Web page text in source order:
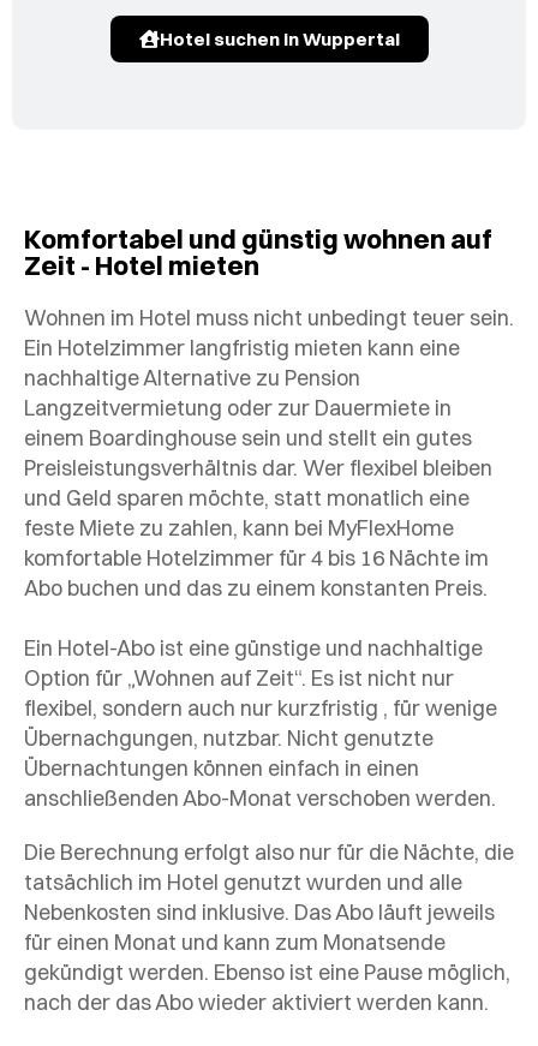
Hotel suchen in Wuppertal
Komfortabel und günstig wohnen auf
Zeit - Hotel mieten
Wohnen im Hotel muss nicht unbedingt teuer sein.
Ein Hotelzimmer langfristig mieten kann eine
nachhaltige Alternative zu Pension
Langzeitvermietung oder zur Dauermiete in
einem Boardinghouse sein und stellt ein gutes
Preisleistungsverhältnis dar. Wer flexibel bleiben
und Geld sparen möchte, statt monatlich eine
feste Miete zu zahlen, kann bei MyFlexHome
komfortable Hotelzimmer für 4 bis 16 Nächte im
Abo buchen und das zu einem konstanten Preis.
Ein Hotel-Abo ist eine günstige und nachhaltige
Option für „Wohnen auf Zeit“. Es ist nicht nur
flexibel, sondern auch nur kurzfristig , für wenige
Übernachgungen, nutzbar. Nicht genutzte
Übernachtungen können einfach in einen
anschließenden Abo-Monat verschoben werden.
Die Berechnung erfolgt also nur für die Nächte, die
tatsächlich im Hotel genutzt wurden und alle
Nebenkosten sind inklusive. Das Abo läuft jeweils
für einen Monat und kann zum Monatsende
gekündigt werden. Ebenso ist eine Pause möglich,
nach der das Abo wieder aktiviert werden kann.